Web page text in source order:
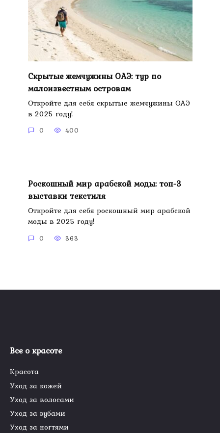
Скрытые жемчужины ОАЭ: тур по
малоизвестным островам
Откройте для себя скрытые жемчужины ОАЭ
в 2025 году!
0 400
Роскошный мир арабской моды: топ-3
выставки текстиля
Откройте для себя роскошный мир арабской
моды в 2025 году!
0 363
Все о красоте
Красота
Уход за кожей
Уход за волосами
Уход за зубами
Уход за ногтями